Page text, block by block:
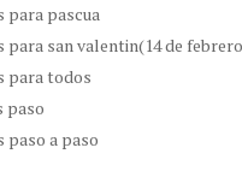
para pascua
para san valentin(14 de
para todos
paso
paso a paso